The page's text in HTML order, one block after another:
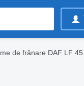
de frânare DAF LF 45